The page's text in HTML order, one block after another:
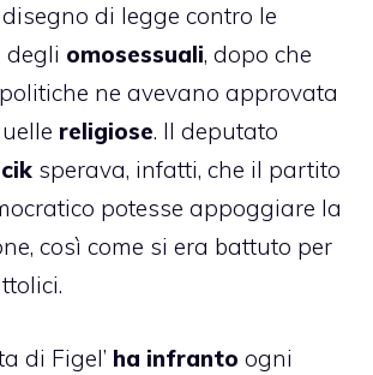
di legge contro le
degli omosessuali, dopo che
ne avevano approvata
religiose. Il deputato
sperava, infatti, che il partito
potesse appoggiare la
così come si era battuto per
di Figel’ ha infranto ogni